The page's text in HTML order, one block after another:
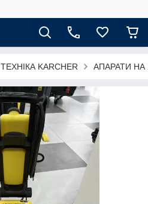
ТЕХНІКА KARCHER АПАРАТИ